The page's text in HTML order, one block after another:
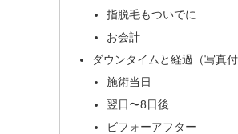
指脱毛もついでに
お会計
ダウンタイムと経過（写真付
施術当日
翌日〜8日後
ビフォーアフター